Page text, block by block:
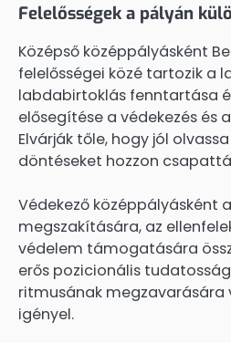
Felelősségek a pályán
Középső középpályásként
felelősségei közé tartozik a
labdabirtoklás fenntartása
elősegítése a védekezés és
Elvárják tőle, hogy jól
döntéseket hozzon
Védekező középpályásként
megszakítására, az
védelem támogatására
erős pozicionális
ritmusának megzavarására
igényel.